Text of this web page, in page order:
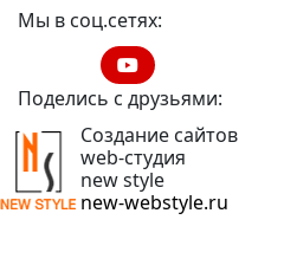
Мы в соц.сетях:
Поделись с друзьями:
Создание сайтов
web-студия
new style
new-webstyle.ru